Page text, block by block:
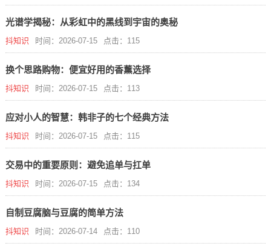
光谱学揭秘：从彩虹中的黑线到宇宙的奥秘
抖知识 时间：2026-07-15 点击：115
换个思路购物：便宜好用的香薰选择
抖知识 时间：2026-07-15 点击：113
应对小人的智慧：韩非子的七个经典方法
抖知识 时间：2026-07-15 点击：115
交易中的重要原则：避免追单与扛单
抖知识 时间：2026-07-15 点击：134
自制豆腐脑与豆腐的简单方法
抖知识 时间：2026-07-14 点击：110